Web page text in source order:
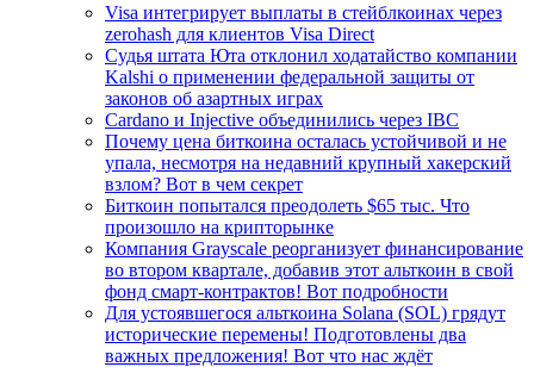
Visa интегрирует выплаты в стейблкоинах через
zerohash для клиентов Visa Direct
Судья штата Юта отклонил ходатайство компании
Kalshi о применении федеральной защиты от
законов об азартных играх
Cardano и Injective объединились через IBC
Почему цена биткоина осталась устойчивой и не
упала, несмотря на недавний крупный хакерский
взлом? Вот в чем секрет
Биткоин попытался преодолеть $65 тыс. Что
произошло на крипторынке
Компания Grayscale реорганизует финансирование
во втором квартале, добавив этот альткоин в свой
фонд смарт-контрактов! Вот подробности
Для устоявшегося альткоина Solana (SOL) грядут
исторические перемены! Подготовлены два
важных предложения! Вот что нас ждёт